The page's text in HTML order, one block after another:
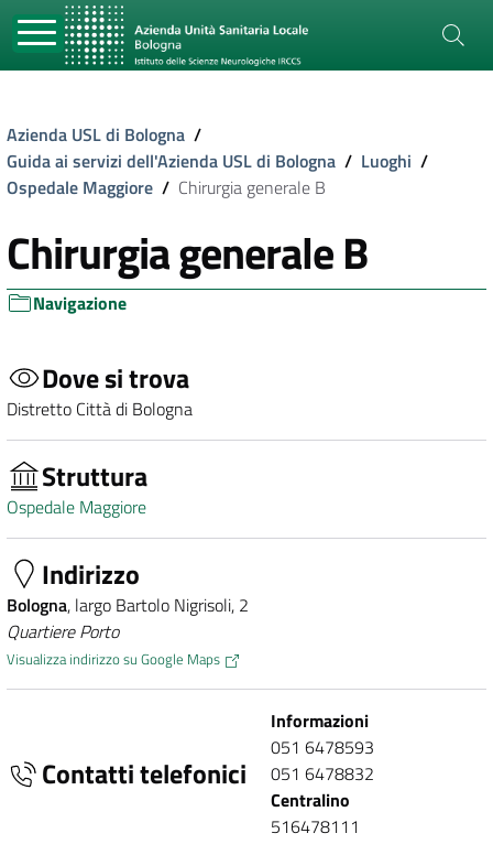
Azienda USL di Bologna /
Guida ai servizi dell'Azienda USL di Bologna / Luoghi /
Ospedale Maggiore / Chirurgia generale B
Chirurgia generale B
Navigazione
Dove si trova
Distretto Città di Bologna
Struttura
Ospedale Maggiore
Indirizzo
Bologna, largo Bartolo Nigrisoli, 2
Quartiere Porto
Visualizza indirizzo su Google Maps
Contatti telefonici
Informazioni
051 6478593
051 6478832
Centralino
516478111